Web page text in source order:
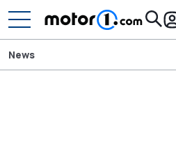
News